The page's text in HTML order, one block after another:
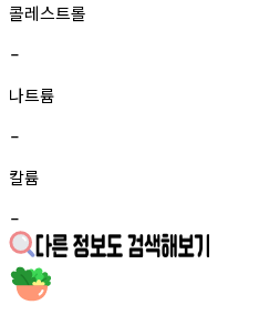
콜레스트롤
-
나트륨
-
칼륨
-